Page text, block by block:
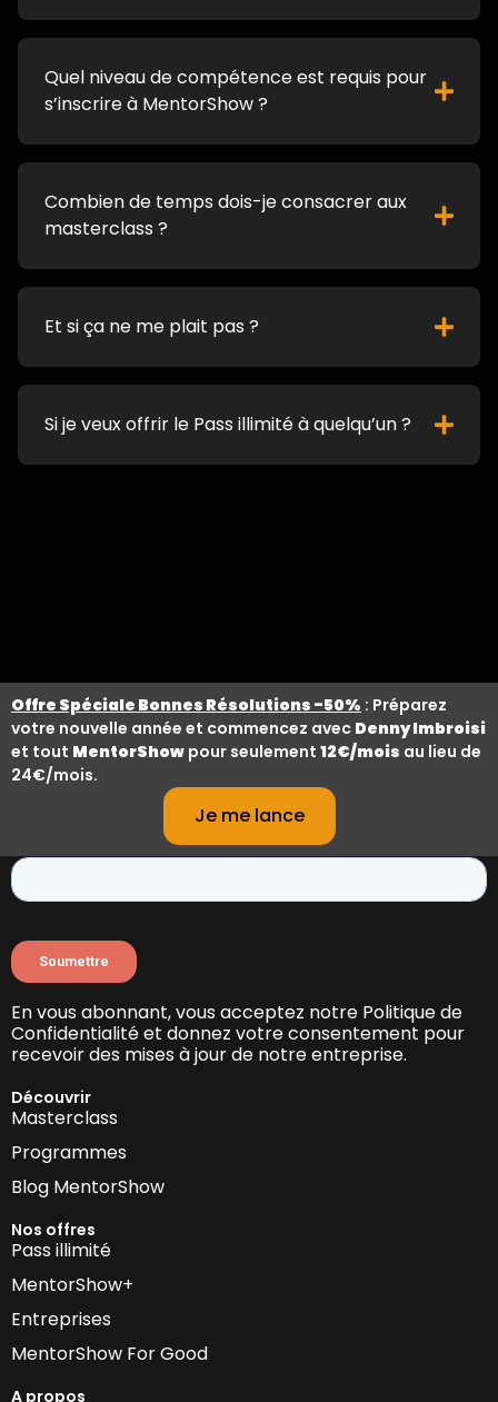
Quel niveau de compétence est requis pour
s’inscrire à MentorShow ?
Combien de temps dois-je consacrer aux
masterclass ?
Et si ça ne me plait pas ?
Si je veux offrir le Pass illimité à quelqu’un ?
Offre Spéciale Bonnes Résolutions -50% : Préparez
votre nouvelle année et commencez avec Denny Imbroisi
et tout MentorShow pour seulement 12€/mois au lieu de
24€/mois.
Je me lance
Tenez-vous informé(e) des nouvelles sorties et des
avec la newsletter MentorShow.
En vous abonnant, vous acceptez notre Politique de
Confidentialité et donnez votre consentement pour
recevoir des mises à jour de notre entreprise.
Découvrir
Masterclass
Programmes
Blog MentorShow
Nos offres
Pass illimité
MentorShow+
Entreprises
MentorShow For Good
A propos